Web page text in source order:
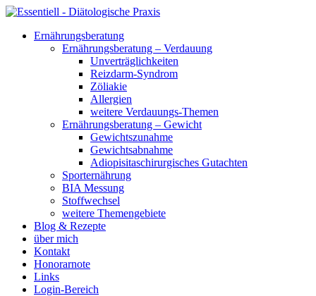
Ernährungsberatung
Ernährungsberatung – Verdauung
Unverträglichkeiten
Reizdarm-Syndrom
Zöliakie
Allergien
weitere Verdauungs-Themen
Ernährungsberatung – Gewicht
Gewichtszunahme
Gewichtsabnahme
Adiopisitaschirurgisches Gutachten
Sporternährung
BIA Messung
Stoffwechsel
weitere Themengebiete
Blog & Rezepte
über mich
Kontakt
Honorarnote
Links
Login-Bereich